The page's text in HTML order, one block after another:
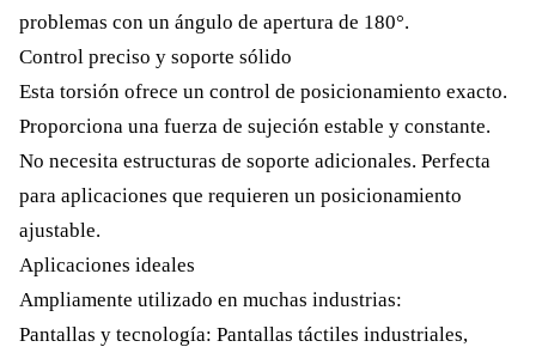
problemas con un ángulo de apertura de 180°.
Control preciso y soporte sólido
Esta torsión ofrece un control de posicionamiento exacto.
Proporciona una fuerza de sujeción estable y constante.
No necesita estructuras de soporte adicionales. Perfecta
para aplicaciones que requieren un posicionamiento
ajustable.
Aplicaciones ideales
Ampliamente utilizado en muchas industrias:
Pantallas y tecnología: Pantallas táctiles industriales,